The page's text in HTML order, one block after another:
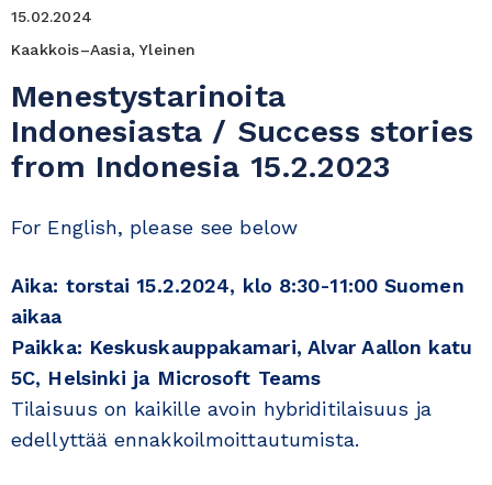
15.02.2024
Kaakkois–Aasia, Yleinen
Menestystarinoita
Indonesiasta / Success stories
from Indonesia 15.2.2023
For English, please see below
Aika: torstai 15.2.2024, klo 8:30-11:00 Suomen
aikaa
Paikka: Keskuskauppakamari, Alvar Aallon katu
5C, Helsinki ja Microsoft Teams
Tilaisuus on kaikille avoin hybriditilaisuus ja
edellyttää ennakkoilmoittautumista.